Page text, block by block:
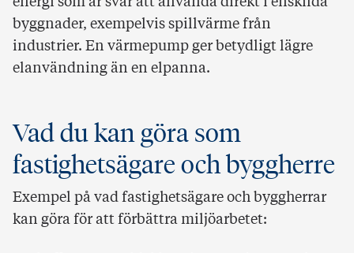
byggnader, exempelvis spillvärme från
industrier. En värmepump ger betydligt lägre
elanvändning än en elpanna.
Vad du kan göra som
fastighetsägare och byggherre
Exempel på vad fastighetsägare och byggherrar
kan göra för att förbättra miljöarbetet: